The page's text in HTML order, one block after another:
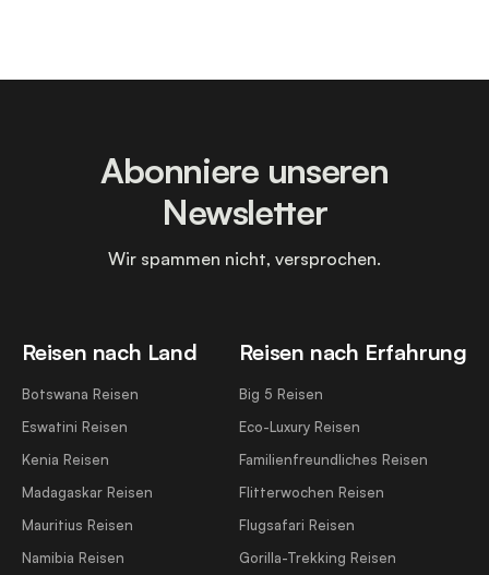
Reisen nach Land
Botswana Reisen
Eswatini Reisen
Kenia Reisen
Madagaskar Reisen
Mauritius Reisen
Namibia Reisen
Reisen nach Erfahrung
Big 5 Reisen
Eco-Luxury Reisen
Familienfreundliches Reisen
Flitterwochen Reisen
Flugsafari Reisen
Gorilla-Trekking Reisen
Abonniere unseren
Newsletter
Wir spammen nicht, versprochen.